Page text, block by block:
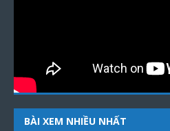
BÀI XEM NHIỀU NHẤT